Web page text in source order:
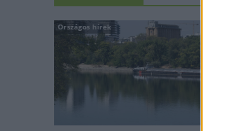
Országos hírek